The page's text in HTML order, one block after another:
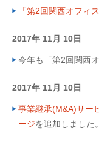
「第2回関西オフィ
2017年 11月 10日
今年も「第2回関西
2017年 11月 10日
事業継承(M&A)サー
ージを追加しました。